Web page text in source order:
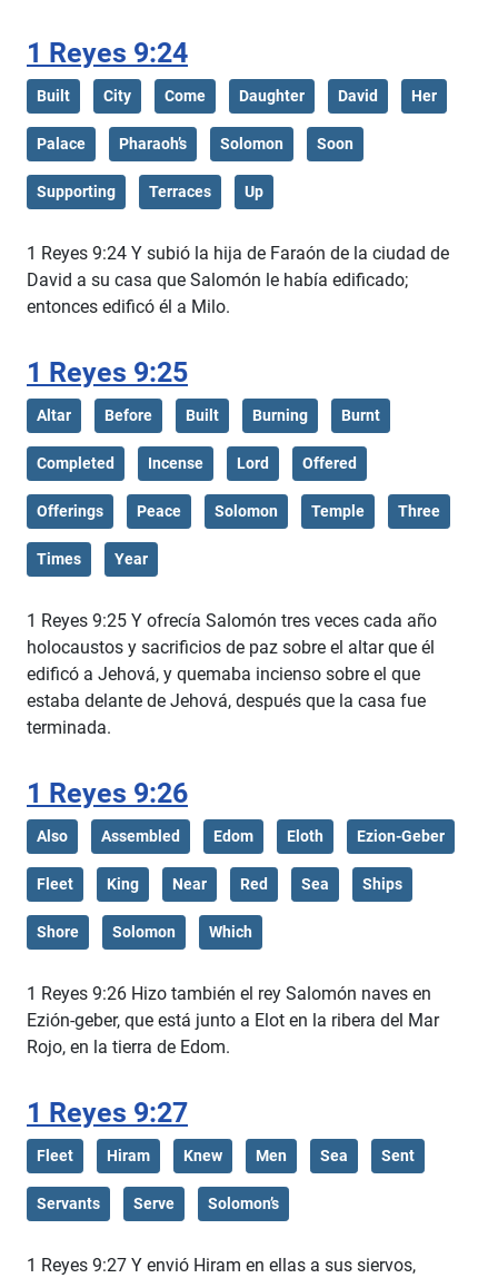
1 Reyes 9:24
Built City Come Daughter David Her
Palace Pharaoh’s Solomon Soon
Supporting Terraces Up
1 Reyes 9:24 Y subió la hija de Faraón de la ciudad de
David a su casa que Salomón le había edificado;
entonces edificó él a Milo.
1 Reyes 9:25
Altar Before Built Burning Burnt
Completed Incense Lord Offered
Offerings Peace Solomon Temple Three
Times Year
1 Reyes 9:25 Y ofrecía Salomón tres veces cada año
holocaustos y sacrificios de paz sobre el altar que él
edificó a Jehová, y quemaba incienso sobre el que
estaba delante de Jehová, después que la casa fue
terminada.
1 Reyes 9:26
Also Assembled Edom Eloth Ezion-Geber
Fleet King Near Red Sea Ships
Shore Solomon Which
1 Reyes 9:26 Hizo también el rey Salomón naves en
Ezión-geber, que está junto a Elot en la ribera del Mar
Rojo, en la tierra de Edom.
1 Reyes 9:27
Fleet Hiram Knew Men Sea Sent
Servants Serve Solomon’s
1 Reyes 9:27 Y envió Hiram en ellas a sus siervos,